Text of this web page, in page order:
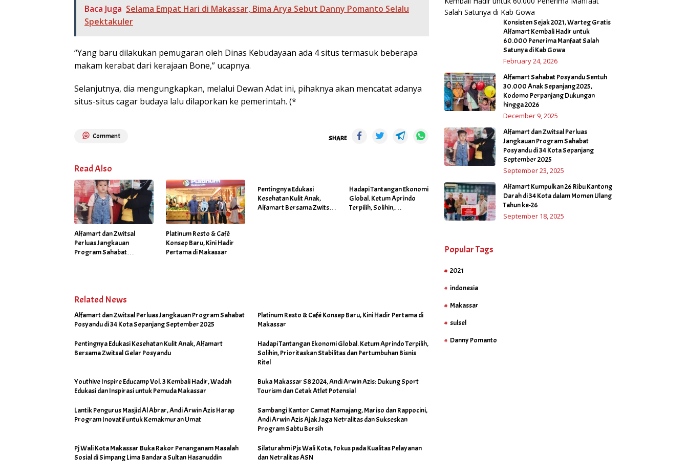
Baca Juga Selama Empat Hari di Makassar, Bima Arya Sebut Danny Pomanto Selalu
Spektakuler
“Yang baru dilakukan pemugaran oleh Dinas Kebudayaan ada 4 situs termasuk beberapa
makam kerabat dari kerajaan Bone,” ucapnya.
Selanjutnya, dia mengungkapkan, melalui Dewan Adat ini, pihaknya akan mencatat adanya
situs-situs cagar budaya lalu dilaporkan ke pemerintah. (*
Comment SHARE
Read Also
Alfamart dan Zwitsal
Perluas Jangkauan
Program Sahabat
Platinum Resto & Café
Konsep Baru, Kini Hadir
Pertama di Makassar
Pentingnya Edukasi
Kesehatan Kulit Anak,
Alfamart Bersama Zwitsal
Hadapi Tantangan Ekonomi
Global. Ketum Aprindo
Terpilih, Solihin,
Related News
Alfamart dan Zwitsal Perluas Jangkauan Program Sahabat
Posyandu di 34 Kota Sepanjang September 2025
Platinum Resto & Café Konsep Baru, Kini Hadir Pertama di
Makassar
Pentingnya Edukasi Kesehatan Kulit Anak, Alfamart
Bersama Zwitsal Gelar Posyandu
Hadapi Tantangan Ekonomi Global. Ketum Aprindo Terpilih,
Solihin, Prioritaskan Stabilitas dan Pertumbuhan Bisnis
Ritel
Youthive Inspire Educamp Vol. 3 Kembali Hadir, Wadah
Edukasi dan Inspirasi untuk Pemuda Makassar
Buka Makassar S8 2024, Andi Arwin Azis: Dukung Sport
Tourism dan Cetak Atlet Potensial
Lantik Pengurus Masjid Al Abrar, Andi Arwin Azis Harap
Program Inovatif untuk Kemakmuran Umat
Sambangi Kantor Camat Mamajang, Mariso dan Rappocini,
Andi Arwin Azis Ajak Jaga Netralitas dan Sukseskan
Program Sabtu Bersih
Pj Wali Kota Makassar Buka Rakor Penanganam Masalah
Sosial di Simpang Lima Bandara Sultan Hasanuddin
Silaturahmi Pjs Wali Kota, Fokus pada Kualitas Pelayanan
dan Netralitas ASN
Konsisten Sejak 2021, Warteg Gratis
Alfamart Kembali Hadir untuk
60.000 Penerima Manfaat Salah
Satunya di Kab Gowa
February 24, 2026
Alfamart Sahabat Posyandu Sentuh
30.000 Anak Sepanjang 2025,
Kodomo Perpanjang Dukungan
hingga 2026
December 9, 2025
Alfamart dan Zwitsal Perluas
Jangkauan Program Sahabat
Posyandu di 34 Kota Sepanjang
September 2025
September 23, 2025
Alfamart Kumpulkan 26 Ribu Kantong
Darah di 34 Kota dalam Momen Ulang
Tahun ke-26
September 18, 2025
Popular Tags
2021
indonesia
Makassar
sulsel
Danny Pomanto